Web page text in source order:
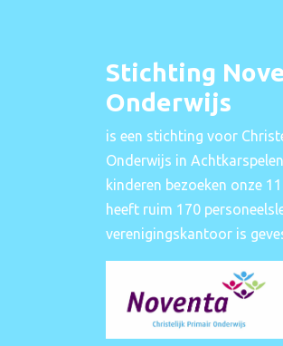
Stichting
Onderwijs
is een stichting voor
Onderwijs in
kinderen bezoeken onze
heeft ruim 170
verenigingskantoor is